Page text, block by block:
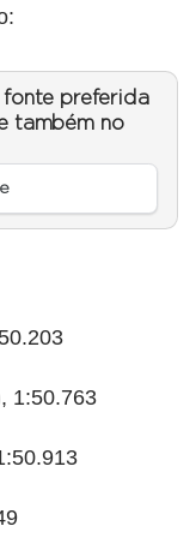
fonte preferida
também no
1:50.763